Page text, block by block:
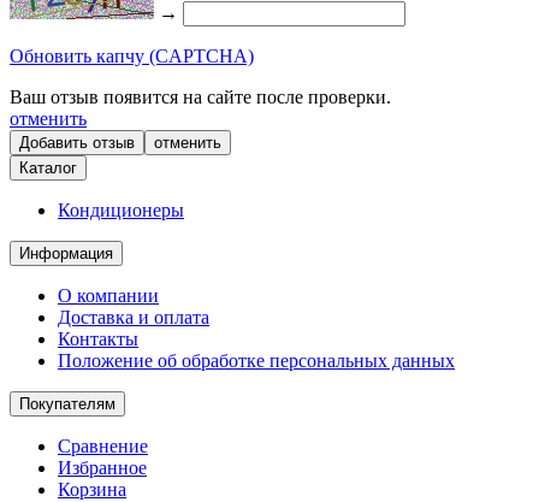
→
Обновить капчу (CAPTCHA)
Ваш отзыв появится на сайте после проверки.
отменить
отменить
Каталог
Кондиционеры
Информация
О компании
Доставка и оплата
Контакты
Положение об обработке персональных данных
Покупателям
Сравнение
Избранное
Корзина